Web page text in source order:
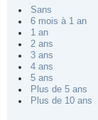
Sans
6 mois à 1 an
1 an
2 ans
3 ans
4 ans
5 ans
Plus de 5 ans
Plus de 10 ans